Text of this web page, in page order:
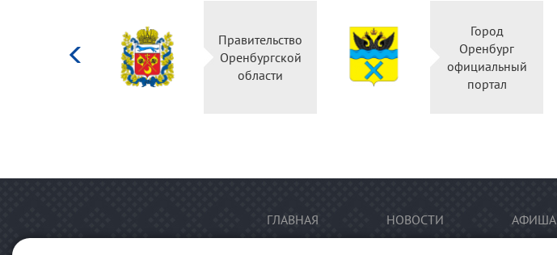
Правительство
Оренбургской
области
Город
Оренбург
официальный
портал
ГЛАВНАЯ НОВОСТИ АФИША